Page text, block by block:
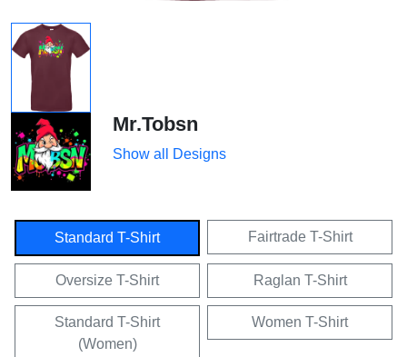
Mr.Tobsn
Show all Designs
Standard T-Shirt Fairtrade T-Shirt
Oversize T-Shirt Raglan T-Shirt
Standard T-Shirt
(Women)
Women T-Shirt